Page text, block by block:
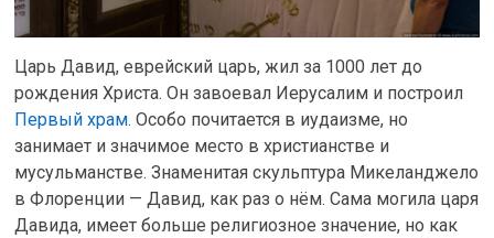
Царь Давид, еврейский царь, жил за 1000 лет до
рождения Христа. Он завоевал Иерусалим и построил
Первый храм. Особо почитается в иудаизме, но
занимает и значимое место в христианстве и
мусульманстве. Знаменитая скульптура Микеланджело
в Флоренции — Давид, как раз о нём. Сама могила царя
Давида, имеет больше религиозное значение, но как